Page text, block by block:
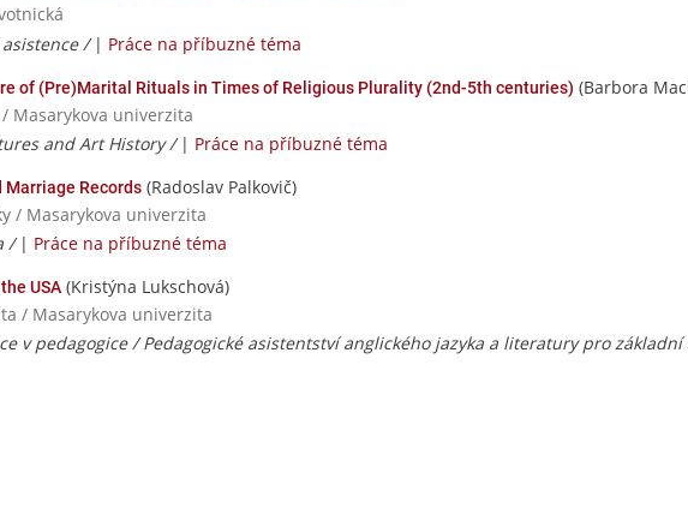
/ | Práce na příbuzné téma
of (Pre)Marital Rituals in Times of Religious Plurality (2nd-5th centuries) (Barbora
Masarykova univerzita
and Art History / | Práce na příbuzné téma
Marriage Records (Radoslav Palkovič)
/ Masarykova univerzita
/ | Práce na příbuzné téma
USA (Kristýna Lukschová)
/ Masarykova univerzita
v pedagogice / Pedagogické asistentství anglického jazyka a literatury pro základní